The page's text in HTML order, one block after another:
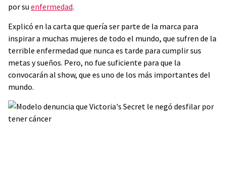
por su enfermedad.
Explicó en la carta que quería ser parte de la marca para
inspirar a muchas mujeres de todo el mundo, que sufren de la
terrible enfermedad que nunca es tarde para cumplir sus
metas y sueños. Pero, no fue suficiente para que la
convocarán al show, que es uno de los más importantes del
mundo.